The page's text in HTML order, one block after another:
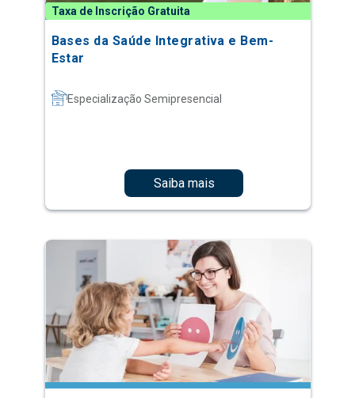
Taxa de Inscrição Gratuita
Bases da Saúde Integrativa e Bem-
Estar
Especialização Semipresencial
Saiba mais